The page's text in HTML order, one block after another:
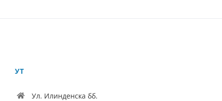
УТ
Ул. Илинденска бб.